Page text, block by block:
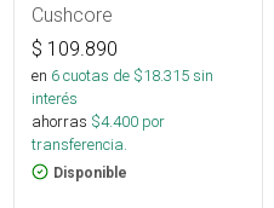
Cushcore
$ 109.890
en 6cuotas de $18.315sin
interés
ahorras $4.400 por
transferencia.
Disponible